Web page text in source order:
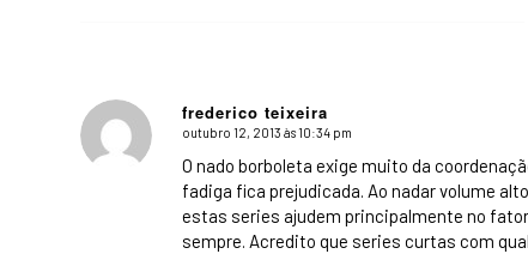
frederico teixeira
says:
outubro 12, 2013 às 10:34 pm
O nado borboleta exige muito da
fadiga fica prejudicada. Ao nadar volume
estas series ajudem principalmente no
sempre. Acredito que series curtas com